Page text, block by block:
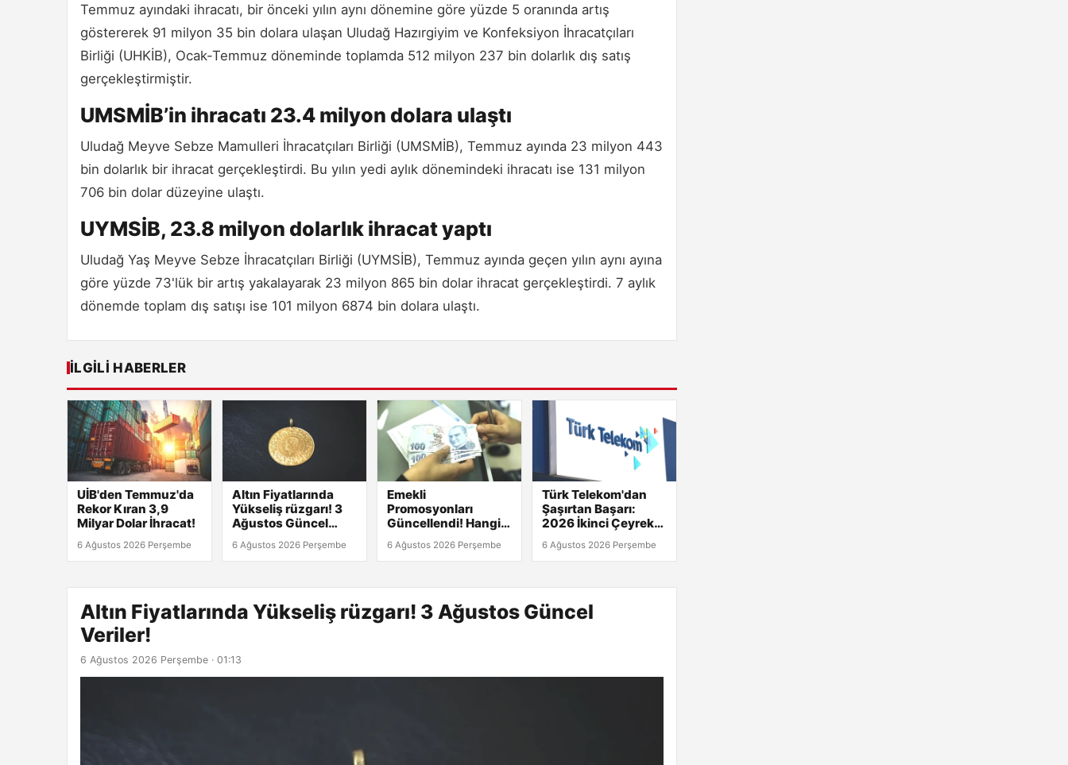
Temmuz ayındaki ihracatı, bir önceki yılın aynı dönemine göre yüzde 5 oranında artış
göstererek 91 milyon 35 bin dolara ulaşan Uludağ Hazırgiyim ve Konfeksiyon İhracatçıları
Birliği (UHKİB), Ocak-Temmuz döneminde toplamda 512 milyon 237 bin dolarlık dış satış
gerçekleştirmiştir.
UMSMİB’in ihracatı 23.4 milyon dolara ulaştı
Uludağ Meyve Sebze Mamulleri İhracatçıları Birliği (UMSMİB), Temmuz ayında 23 milyon 443
bin dolarlık bir ihracat gerçekleştirdi. Bu yılın yedi aylık dönemindeki ihracatı ise 131 milyon
706 bin dolar düzeyine ulaştı.
UYMSİB, 23.8 milyon dolarlık ihracat yaptı
Uludağ Yaş Meyve Sebze İhracatçıları Birliği (UYMSİB), Temmuz ayında geçen yılın aynı ayına
göre yüzde 73'lük bir artış yakalayarak 23 milyon 865 bin dolar ihracat gerçekleştirdi. 7 aylık
dönemde toplam dış satışı ise 101 milyon 6874 bin dolara ulaştı.
İLGILI HABERLER
UİB'den Temmuz'da
Rekor Kıran 3,9
Milyar Dolar İhracat!
6 Ağustos 2026 Perşembe
Altın Fiyatlarında
Yükseliş rüzgarı! 3
Ağustos Güncel
6 Ağustos 2026 Perşembe
Emekli
Promosyonları
Güncellendi! Hangi
Ödemeyi Yapıyor?
6 Ağustos 2026 Perşembe
Türk Telekom'dan
Şaşırtan Başarı:
2026 İkinci Çeyrekte
Kâr!
6 Ağustos 2026 Perşembe
Altın Fiyatlarında Yükseliş rüzgarı! 3 Ağustos Güncel
Veriler!
6 Ağustos 2026 Perşembe · 01:13